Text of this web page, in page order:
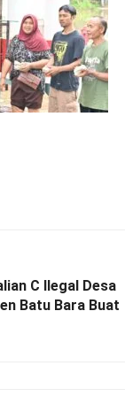
C Ilegal Desa
Batu Bara Buat